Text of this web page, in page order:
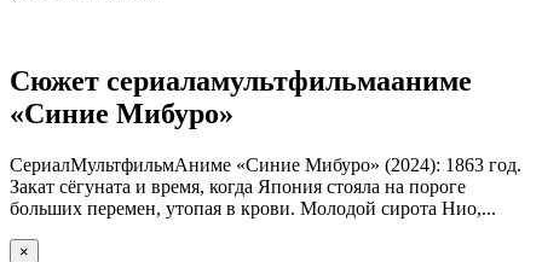
Сюжет сериаламультфильмааниме
«Синие Мибуро»
СериалМультфильмАниме «Синие Мибуро» (2024): 1863 год.
Закат сёгуната и время, когда Япония стояла на пороге
больших перемен, утопая в крови. Молодой сирота Нио,...
×